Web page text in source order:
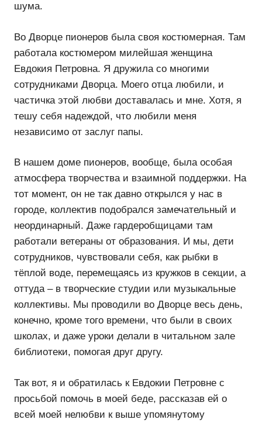
шума.
Во Дворце пионеров была своя костюмерная. Там
работала костюмером милейшая женщина
Евдокия Петровна. Я дружила со многими
сотрудниками Дворца. Моего отца любили, и
частичка этой любви доставалась и мне. Хотя, я
тешу себя надеждой, что любили меня
независимо от заслуг папы.
В нашем доме пионеров, вообще, была особая
атмосфера творчества и взаимной поддержки. На
тот момент, он не так давно открылся у нас в
городе, коллектив подобрался замечательный и
неординарный. Даже гардеробщицами там
работали ветераны от образования. И мы, дети
сотрудников, чувствовали себя, как рыбки в
тёплой воде, перемещаясь из кружков в секции, а
оттуда – в творческие студии или музыкальные
коллективы. Мы проводили во Дворце весь день,
конечно, кроме того времени, что были в своих
школах, и даже уроки делали в читальном зале
библиотеки, помогая друг другу.
Так вот, я и обратилась к Евдокии Петровне с
просьбой помочь в моей беде, рассказав ей о
всей моей нелюбви к выше упомянутому